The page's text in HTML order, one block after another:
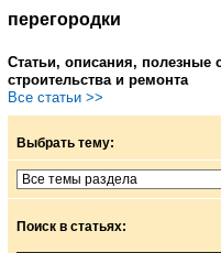
перегородки
Статьи, описания, полезные
строительства и ремонта
Все статьи >>
Выбрать тему:
Поиск в статьях: